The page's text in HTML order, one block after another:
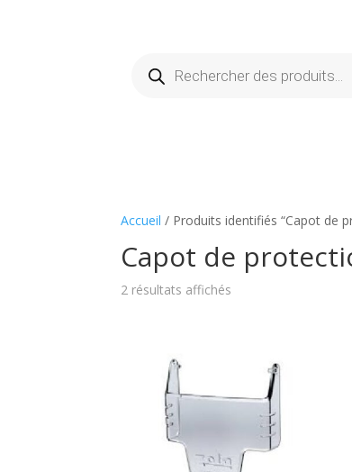
produits
Accueil / Produits identifiés “Capot de
Capot de
2 résultats affichés